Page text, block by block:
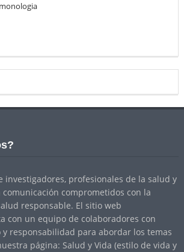
investigadores, profesionales de la salud y
comunicación comprometidos con la
responsable. El sitio web
con un equipo de colaboradores con
responsabilidad para abordar los temas
página: Salud y Vida (estilo de vida y